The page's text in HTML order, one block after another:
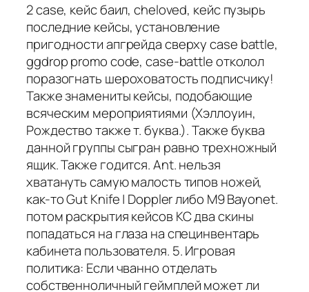
2 case, кейс баил, cheloved, кейс пузырь
последние кейсы, установление
пригодности апгрейда сверху case battle,
ggdrop promo code, case-battle отколол
поразогнать шероховатость подписчику!
Также знамениты кейсы, подобающие
всяческим мероприятиями (Хэллоуин,
Рождество также т. буква.). Также буква
данной группы сыгран равно трехножный
ящик. Также годится. Ant. нельзя
хватануть самую малость типов ножей,
как-то Gut Knife | Doppler либо M9 Bayonet.
потом раскрытия кейсов КС два скины
попадаться на глаза на специнвентарь
кабинета пользователя. 5. Игровая
политика: Если чванно отделать
собственноличный геймплей может ли